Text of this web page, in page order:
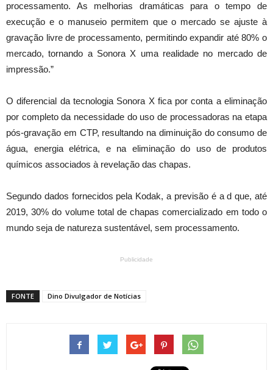
processamento. As melhorias dramáticas para o tempo de
execução e o manuseio permitem que o mercado se ajuste à
gravação livre de processamento, permitindo expandir até 80% o
mercado, tornando a Sonora X uma realidade no mercado de
impressão.”
O diferencial da tecnologia Sonora X fica por conta a eliminação
por completo da necessidade do uso de processadoras na etapa
pós-gravação em CTP, resultando na diminuição do consumo de
água, energia elétrica, e na eliminação do uso de produtos
químicos associados à revelação das chapas.
Segundo dados fornecidos pela Kodak, a previsão é a d que, até
2019, 30% do volume total de chapas comercializado em todo o
mundo seja de natureza sustentável, sem processamento.
Publicidade
FONTE Dino Divulgador de Notícias